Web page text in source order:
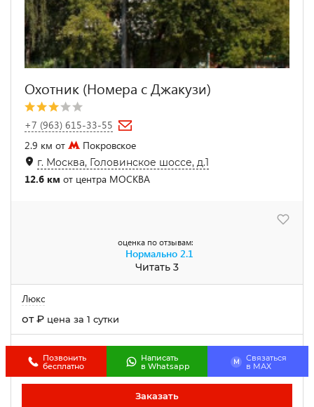
Охотник (Номера с Джакузи)
+7 (963) 615-33-55
2.9 км от
Покровское
г. Москва, Головинское шоссе, д.1
12.6 км от центра МОСКВА
оценка по отзывам:
Нормально 2.1
Читать 3
Люкс
от₽ цена за 1 сутки
У нас осталось 4 номера!
Заказать
Позвонить
бесплатно
Написать
в Whatsapp
M
Связаться
в МАХ